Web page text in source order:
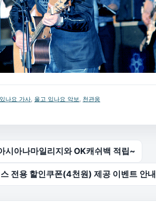
나요 가사 울고 있나요 악보 천관웅
시아나마일리지와 OK캐쉬백 적립~
전용 할인쿠폰(4천원) 제공 이벤트 안내